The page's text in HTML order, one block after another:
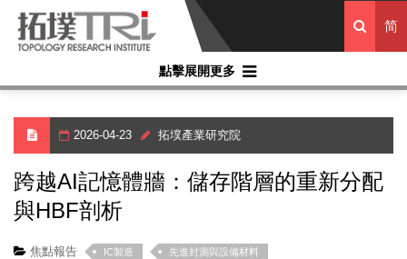
简
點擊展開更多
2026-04-23 拓墣產業研究院
跨越AI記憶體牆：儲存階層的重新分配
與HBF剖析
焦點報告 IC製造 先進封測與設備材料